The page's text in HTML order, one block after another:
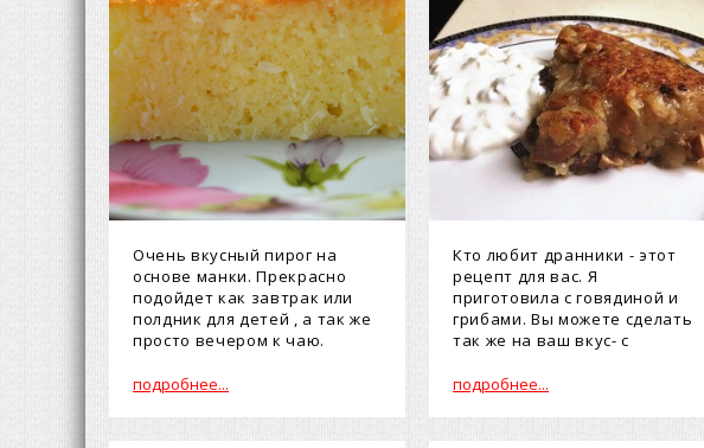
Очень вкусный пирог на
основе манки. Прекрасно
подойдет как завтрак или
полдник для детей , а так же
просто вечером к чаю.
подробнее...
Кто любит дранники - этот
рецепт для вас. Я
приготовила с говядиной и
грибами. Вы можете сделать
так же на ваш вкус- с
подробнее...